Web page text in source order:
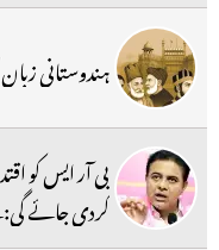
ہندوستانی
کردی جائے